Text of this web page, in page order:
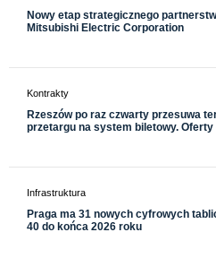
Nowy etap strategicznego
Mitsubishi Electric Corporation
Kontrakty
Rzeszów po raz czwarty przesuwa
przetargu na system biletowy. Oferty
Infrastruktura
Praga ma 31 nowych cyfrowych
40 do końca 2026 roku